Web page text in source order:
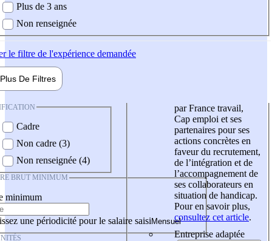
Plus de 3 ans
Non renseignée
le filtre de l'expérience demandée
Plus De Filtres
Cadre
Non cadre (3)
Non renseignée (4)
BRUT MINIMUM
minimum
une périodicité pour le salaire saisi
par France travail,
Cap emploi et ses
partenaires pour ses
actions concrètes en
faveur du recrutement,
de l’intégration et de
l’accompagnement de
ses collaborateurs en
situation de handicap.
Pour en savoir plus,
consultez cet article.
Entreprise adaptée